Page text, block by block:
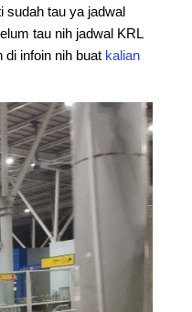
sudah tau ya jadwal
tau nih jadwal KRL
infoin nih buat kalian